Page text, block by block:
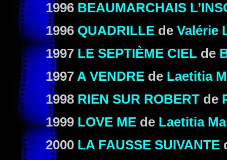
1996 BEAUMARCHAIS
1996 QUADRILLE de Valérie
1997 LE SEPTIÈME CIEL de
1997 A VENDRE de Laetitia
1998 RIEN SUR ROBERT de
1999 LOVE ME de Laetitia
2000 LA FAUSSE SUIVANTE